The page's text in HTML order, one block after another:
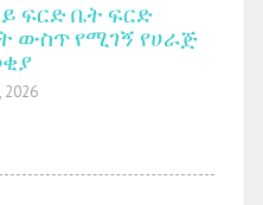
ፍርድ ቤት ፍርድ
ውስጥ የሚገኝ የሀራጅ
2026